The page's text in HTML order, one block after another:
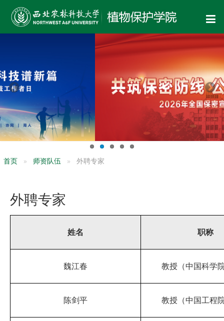
首页 师资队伍 外聘专家
外聘专家
姓名 职称
魏江春 教授（中国科学
陈剑平 教授（中国工程